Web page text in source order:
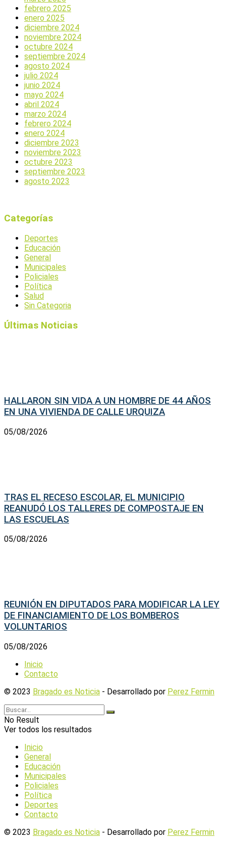
febrero 2025
enero 2025
diciembre 2024
noviembre 2024
octubre 2024
septiembre 2024
agosto 2024
julio 2024
junio 2024
mayo 2024
abril 2024
marzo 2024
febrero 2024
enero 2024
diciembre 2023
noviembre 2023
octubre 2023
septiembre 2023
agosto 2023
Categorías
Deportes
Educación
General
Municipales
Policiales
Política
Salud
Sin Categoria
Últimas Noticias
HALLARON SIN VIDA A UN HOMBRE DE 44 AÑOS
EN UNA VIVIENDA DE CALLE URQUIZA
05/08/2026
TRAS EL RECESO ESCOLAR, EL MUNICIPIO
REANUDÓ LOS TALLERES DE COMPOSTAJE EN
LAS ESCUELAS
05/08/2026
REUNIÓN EN DIPUTADOS PARA MODIFICAR LA LEY
DE FINANCIAMIENTO DE LOS BOMBEROS
VOLUNTARIOS
05/08/2026
Inicio
Contacto
© 2023 Bragado es Noticia - Desarrollado por Perez Fermin
No Result
Ver todos los resultados
Inicio
General
Educación
Municipales
Policiales
Política
Deportes
Contacto
© 2023 Bragado es Noticia - Desarrollado por Perez Fermin